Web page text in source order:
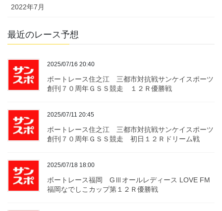
2022年7月
最近のレース予想
2025/07/16 20:40
ボートレース住之江 三都市対抗戦サンケイスポーツ
創刊７０周年ＧＳＳ競走 １２Ｒ優勝戦
2025/07/11 20:45
ボートレース住之江 三都市対抗戦サンケイスポーツ
創刊７０周年ＧＳＳ競走 初日１２Ｒドリーム戦
2025/07/18 18:00
ボートレース福岡 GⅢオールレディース LOVE FM
福岡なでしこカップ第１２Ｒ優勝戦